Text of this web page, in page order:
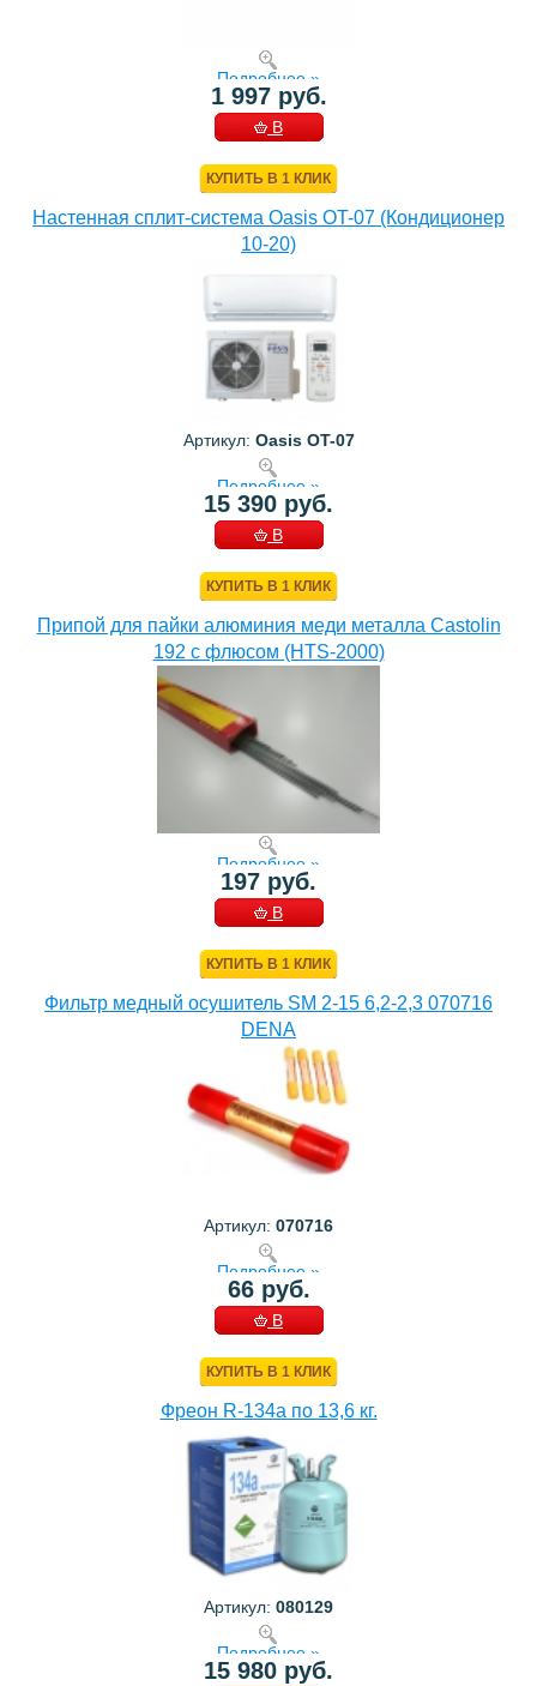
Подробнее »
1 997 руб.
В
КУПИТЬ В 1 КЛИК
Настенная сплит-система Oasis OT-07 (Кондиционер
10-20)
Артикул: Oasis OT-07
Подробнее »
15 390 руб.
В
КУПИТЬ В 1 КЛИК
Припой для пайки алюминия меди металла Castolin
192 с флюсом (HTS-2000)
Подробнее »
197 руб.
В
КУПИТЬ В 1 КЛИК
Фильтр медный осушитель SM 2-15 6,2-2,3 070716
DENA
Артикул: 070716
Подробнее »
66 руб.
В
КУПИТЬ В 1 КЛИК
Фреон R-134a по 13,6 кг.
Артикул: 080129
Подробнее »
15 980 руб.